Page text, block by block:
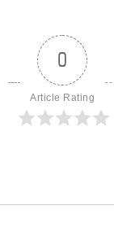
0
Article Rating